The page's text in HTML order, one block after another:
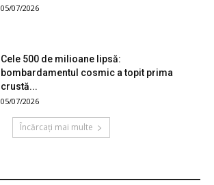
05/07/2026
Cele 500 de milioane lipsă:
bombardamentul cosmic a topit prima
crustă...
05/07/2026
Încărcați mai multe